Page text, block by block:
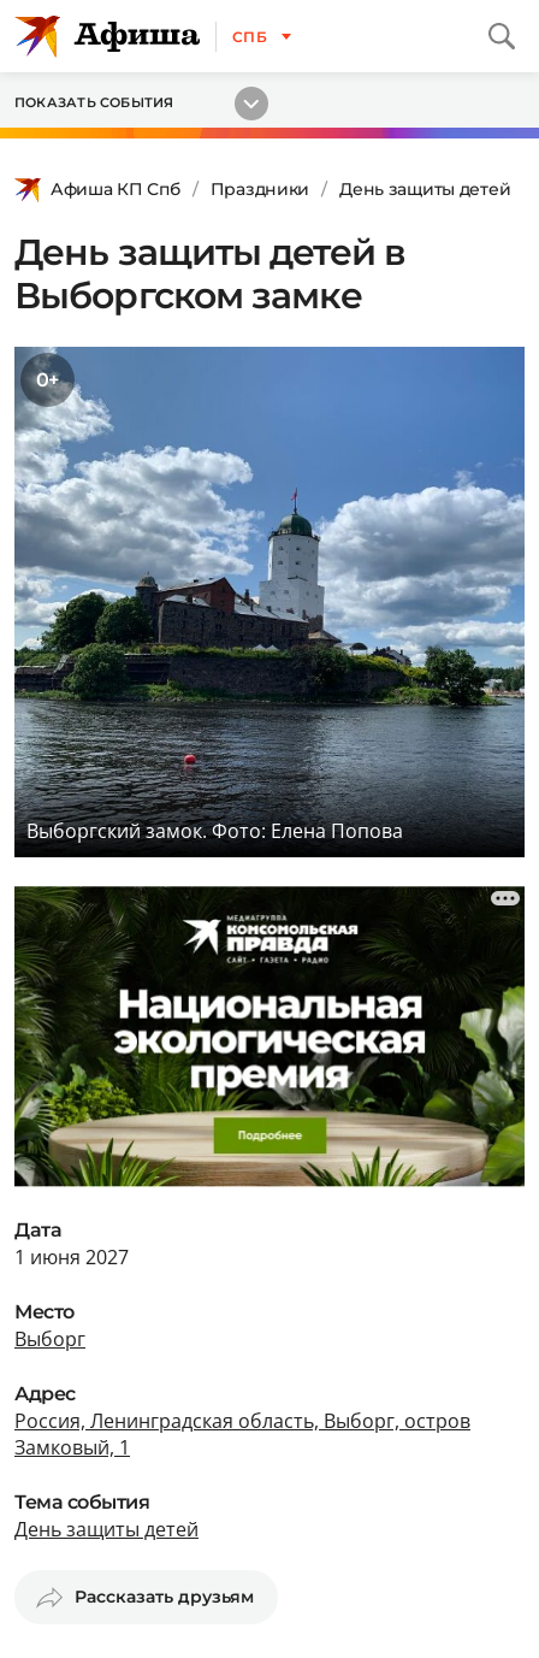
СПБ
ПОКАЗАТЬ СОБЫТИЯ
Афиша КП Спб Праздники День защиты детей
День защиты детей в
Выборгском замке
0+
Выборгский замок. Фото: Елена Попова
Дата
1 июня 2027
Место
Выборг
Адрес
Россия, Ленинградская область, Выборг, остров
Замковый, 1
Тема события
День защиты детей
Рассказать друзьям